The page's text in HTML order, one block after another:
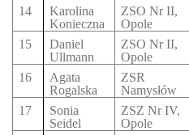
14
Karolina
Konieczna
ZSO Nr II,
Opole
15
Daniel
Ullmann
ZSO Nr II,
Opole
16
Agata
Rogalska
ZSR
Namysłów
17
Sonia
Seidel
ZSZ Nr IV,
Opole